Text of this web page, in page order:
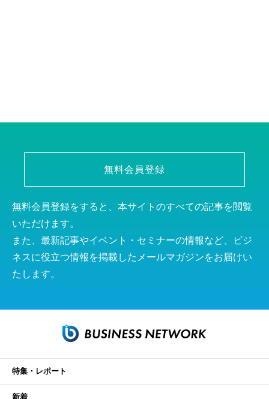
無料会員登録
無料会員登録をすると、本サイトのすべての記事を閲覧
いただけます。
また、最新記事やイベント・セミナーの情報など、ビジ
ネスに役立つ情報を掲載したメールマガジンをお届けい
たします。
特集・レポート
新着